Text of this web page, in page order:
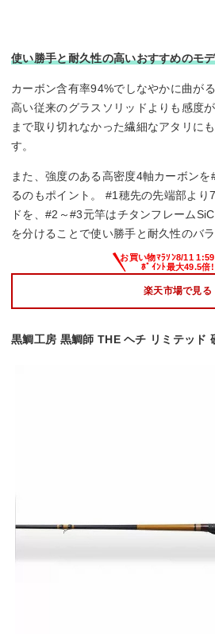
使い勝手と耐久性の高いおすすめのモ
カーボン含有率94%でしなやかに曲が
高い従来のグラスソリッドよりも感度
まで取り切れなかった繊細なアタリに
す。
また、強度のある高密度4軸カーボン
るのもポイント。 #1穂先の先端部より
ドを、#2～#3元竿はチタンフレーム
を分けることで使い勝手と耐久性のバ
楽天市場で見る
黒鯛工房 黒鯛師 THE ヘチ リミテッド